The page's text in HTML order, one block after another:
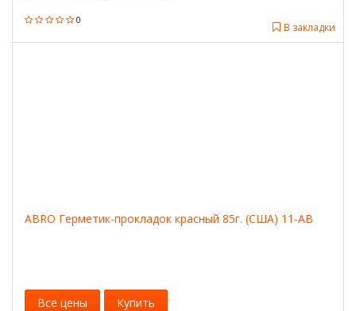
0
В закладки
ABRO Герметик-прокладок красный 85г. (США) 11-AB
Все цены Купить